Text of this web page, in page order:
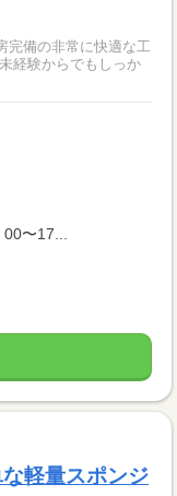
完備の非常に快適な工
経験からでもしっか
〜17...
軽量スポンジ